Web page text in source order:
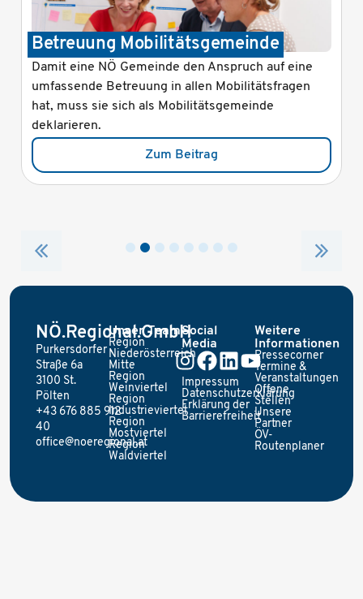
Betreuung Mobilitätsgemeinde
Damit eine NÖ Gemeinde den Anspruch auf eine
umfassende Betreuung in allen Mobilitätsfragen
hat, muss sie sich als Mobilitätsgemeinde
deklarieren.
Zum Beitrag
NÖ.Regional.GmbH
Purkersdorfer
Straße 6a
3100 St.
Pölten
+43 676 885 912
40
office@noeregional.at
Unser Team
Region
Niederösterreich
Mitte
Region
Weinviertel
Region
Industrieviertel
Region
Mostviertel
Region
Waldviertel
Social
Media
Impressum
Datenschutzerklärung
Erklärung der
Barrierefreiheit
Weitere
Informationen
Pressecorner
Termine &
Veranstaltungen
Offene
Stellen
Unsere
Partner
ÖV-
Routenplaner